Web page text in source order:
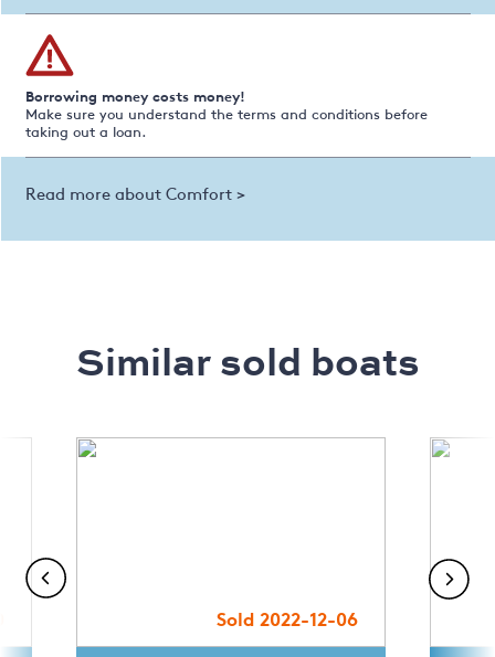
Borrowing money costs money!
Make sure you understand the terms and conditions before
taking out a loan.
Read more about Comfort >
Similar sold boats
Sold 2022-12-06